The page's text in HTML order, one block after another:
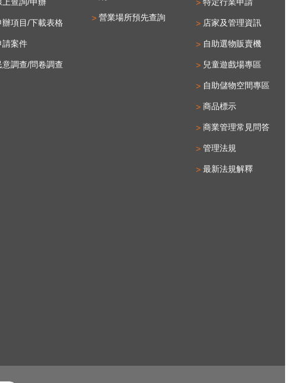
辦項目/下載表格
請案件
意調查/問卷調查
營業場所預先查詢
店家及管理資訊
自助選物販賣機
兒童遊戲場專區
自助儲物空間專區
商品標示
商業管理常見問答
管理法規
最新法規解釋